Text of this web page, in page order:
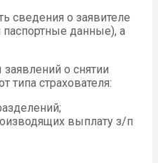
сведения о заявителе
данные), а
о снятии
типа страхователя:
выплату з/п